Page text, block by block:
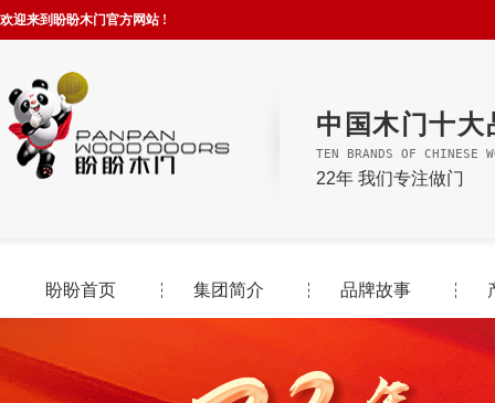
欢迎来到盼盼木门官方网站 !
中国木门十大
TEN BRANDS OF CHINESE
22年 我们专注做门
盼盼首页 集团简介 品牌故事